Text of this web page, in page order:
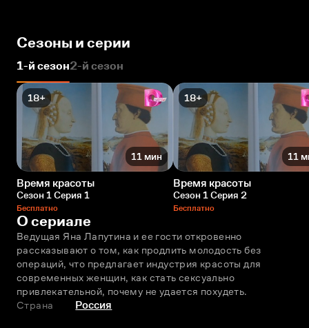
Сезоны и серии
1-й сезон2-й сезон
18+
11 мин
Время красоты
Сезон 1 Серия 1
Бесплатно
18+
11
Время красоты
Сезон 1 Серия 2
Бесплатно
О сериале
Ведущая Яна Лапутина и ее гости откровенно
рассказывают о том, как продлить молодость без
операций, что предлагает индустрия красоты для
современных женщин, как стать сексуально
привлекательной, почему не удается похудеть.
Страна
Россия